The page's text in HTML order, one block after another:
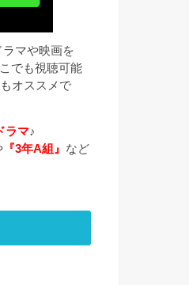
マや映画を
でも視聴可能
オススメで
ラマ♪
『3年A組』 など